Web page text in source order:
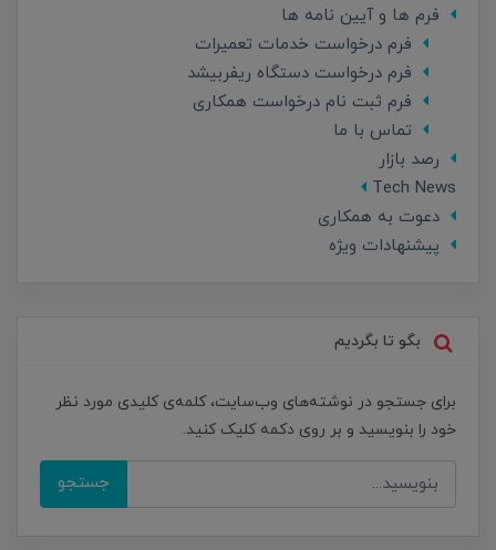
فرم ها و آیین نامه ها
فرم درخواست خدمات تعمیرات
فرم درخواست دستگاه ریفربیشد
فرم ثبت نام درخواست همکاری
تماس با ما
رصد بازار
Tech News
دعوت به همکاری
پیشنهادات ویژه
بگو تا بگردیم
برای جستجو در نوشته‌های وب‌سایت، کلمه‌ی کلیدی مورد نظر
خود را بنویسید و بر روی دکمه کلیک کنید.
جستجو